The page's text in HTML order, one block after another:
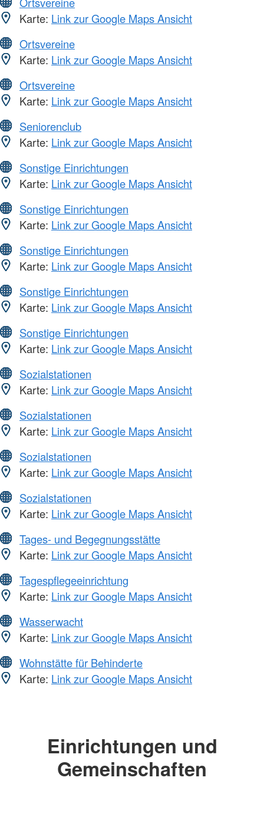
Karte: Link zur Google Maps Ansicht
Ortsvereine
Karte: Link zur Google Maps Ansicht
Ortsvereine
Karte: Link zur Google Maps Ansicht
Seniorenclub
Karte: Link zur Google Maps Ansicht
Sonstige Einrichtungen
Karte: Link zur Google Maps Ansicht
Sonstige Einrichtungen
Karte: Link zur Google Maps Ansicht
Sonstige Einrichtungen
Karte: Link zur Google Maps Ansicht
Sonstige Einrichtungen
Karte: Link zur Google Maps Ansicht
Sonstige Einrichtungen
Karte: Link zur Google Maps Ansicht
Sozialstationen
Karte: Link zur Google Maps Ansicht
Sozialstationen
Karte: Link zur Google Maps Ansicht
Sozialstationen
Karte: Link zur Google Maps Ansicht
Sozialstationen
Karte: Link zur Google Maps Ansicht
Tages- und Begegnungsstätte
Karte: Link zur Google Maps Ansicht
Tagespflegeeinrichtung
Karte: Link zur Google Maps Ansicht
Wasserwacht
Karte: Link zur Google Maps Ansicht
Wohnstätte für Behinderte
Karte: Link zur Google Maps Ansicht
Einrichtungen und
Gemeinschaften